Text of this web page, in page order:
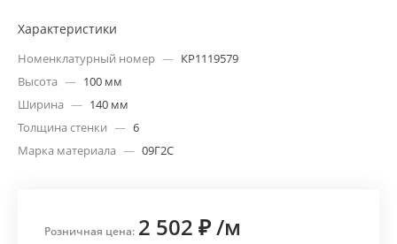
Характеристики
Номенклатурный номер — КР1119579
Высота — 100 мм
Ширина — 140 мм
Толщина стенки — 6
Марка материала — 09Г2С
Розничная цена: 2 502 ₽/м